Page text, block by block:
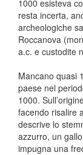
1000 esisteva
resta incerta,
archeologiche
Roccanova
a.c. e custodite
Mancano quasi
paese nel
1000.
facendo risalire
descrive lo
azzurro, un
impugna una